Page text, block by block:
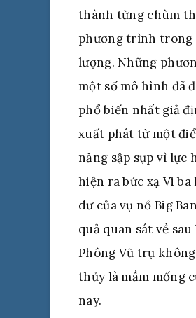
thành từng chùm
phương trình trong
lượng. Những
một số mô hình đã
phổ biến nhất giả
xuất phát từ một
năng sập sụp vì lực
hiện ra bức xạ Vi
dư của vụ nổ Big
quả quan sát về
Phông Vũ trụ
thủy là mầm mống
nay.